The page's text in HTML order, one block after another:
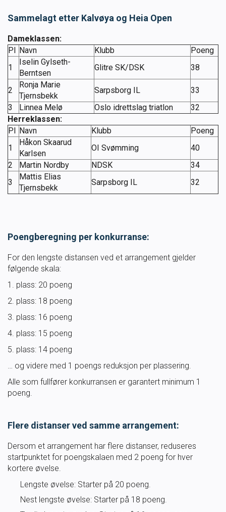
Skolesvømming
Svømmeanlegg
Ledige stillinger
IDRETTSBUTIKKEN TRYGG I VANN
SVØM LANGT
FORBUNDSTINGET
Sammelagt etter Kalvøya og Heia Open
Dameklassen:
Pl Navn Klubb
Poeng
1
Iselin Gylseth-
Berntsen
Glitre SK/DSK 38
2
Ronja Marie
Tjernsbekk
Sarpsborg IL
33
3
Linnea Melø Oslo idrettslag triatlon
32
Herreklassen:
Pl Navn Klubb
Poeng
1
Håkon Skaarud
Karlsen
OI Svømming
40
2
Martin Nordby NDSK
34
3
Mattis Elias
Tjernsbekk
Sarpsborg IL 32
Poengberegning per konkurranse:
For den lengste distansen ved et arrangement gjelder
følgende skala:
1. plass: 20 poeng
2. plass: 18 poeng
3. plass: 16 poeng
4. plass: 15 poeng
5. plass: 14 poeng
… og videre med 1 poengs reduksjon per plassering.
Alle som fullfører konkurransen er garantert minimum 1
poeng.
Flere distanser ved samme arrangement:
Dersom et arrangement har flere distanser, reduseres
startpunktet for poengskalaen med 2 poeng for hver
kortere øvelse.
Lengste øvelse: Starter på 20 poeng.
Nest lengste øvelse: Starter på 18 poeng.